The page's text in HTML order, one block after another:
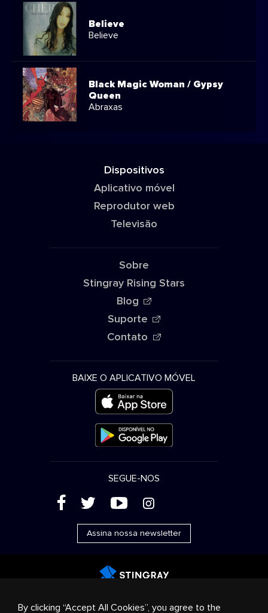
Believe
Believe
Black Magic Woman / Gypsy
Queen
Abraxas
Dispositivos
Aplicativo móvel
Reprodutor web
Televisão
Sobre
Stingray Rising Stars
Blog
Suporte
Contato
BAIXE O APLICATIVO MÓVEL
SEGUE-NOS
( ' + &
Assina nossa newsletter
consumo
Soluções empresariais Rádio Sobre nós
By clicking “Accept All Cookies”, you agree to the